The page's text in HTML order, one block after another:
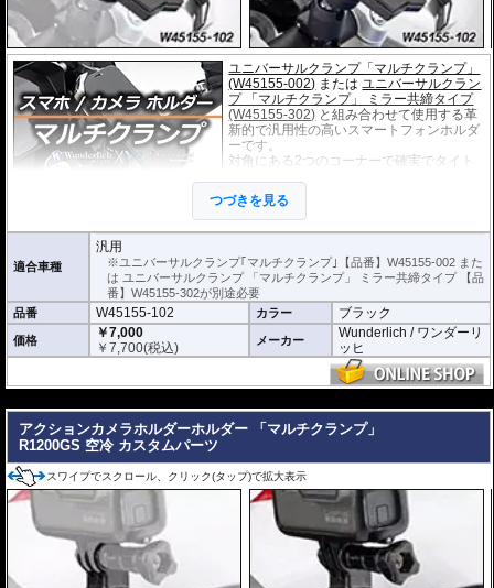
ユニバーサルクランプ「マルチクランプ」
(W45155-002) またはユニバーサルクラン
プ 「マルチクランプ」 ミラー共締タイプ
(W45155-302) と組み合わせて使用する革
新的で汎用性の高いスマートフォンホルダ
ーです。
対角にある2つのコーナーで確実でタイト
長さ135～180mm、厚さ11mmまでのスマ
ートフォンが取付可能です。
スマートフォンとの接触部分には絶縁性の
振動吸収スポンジゴムを採用。
角度と縦置きまたは横置きの調整が可能。
つづきを見る
適合車種
汎用
※ユニバーサルクランプ｢マルチクランプ｣【品番】W45155-002 また
は ユニバーサルクランプ 「マルチクランプ」 ミラー共締タイプ 【品
番】W45155-302が別途必要
品番
W45155-102 カラー ブラック
価格
￥7,000
￥7,700(税込) メーカー
Wunderlich / ワンダーリ
ッヒ
アクションカメラホルダーホルダー 「マルチクランプ」
R1200GS 空冷 カスタムパーツ
スワイプでスクロール、クリック(タップ)で拡大表示